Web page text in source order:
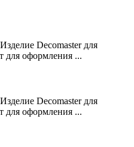
Decomaster для
для оформления ...
Decomaster для
для оформления ...